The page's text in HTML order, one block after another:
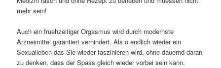
mehr sein!
Auch ein fruehzeitiger Orgasmus wird durch modernste
Arzneimittel garantiert verhindert. Als o endlich wieder ein
Sexualleben das Sie wieder faszinieren wird, ohne dauernd daran
zu denken, dass der Spass gleich wieder vorbei sein kann.